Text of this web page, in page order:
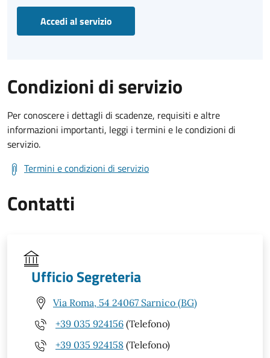
Accedi al servizio
Condizioni di servizio
Per conoscere i dettagli di scadenze, requisiti e altre
informazioni importanti, leggi i termini e le condizioni di
servizio.
Termini e condizioni di servizio
Contatti
Ufficio Segreteria
Via Roma, 54 24067 Sarnico (BG)
+39 035 924156 (Telefono)
+39 035 924158 (Telefono)